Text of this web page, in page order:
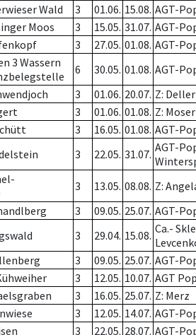
Wald 3 01.06. 15.08. AGT-
Moos 3 15.05. 31.07. AGT-
3 27.05. 01.08. AGT-
3 Wassern
6 30.05. 01.08. AGT-
3 01.06. 20.07. Z: Deller
3 01.06. 01.08. Z: Moser
3 16.05. 01.08. AGT-
3 22.05. 31.07. AGT-
3 13.05. 08.08. Z:
3 09.05. 25.07. AGT-
3 29.04. 15.08. Ca.-
3 09.05. 25.07. AGT-
3 12.05. 10.07. AGT
3 16.05. 25.07. Z: Merz
3 12.05. 14.07. AGT-
3 22.05. 28.07. AGT-